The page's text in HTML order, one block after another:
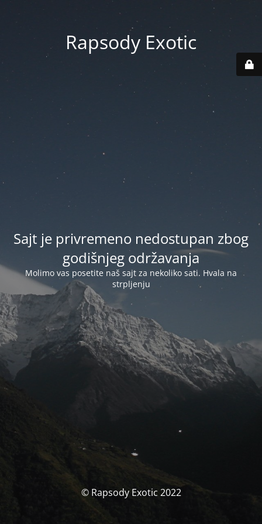
Rapsody Exotic
Sajt je privremeno nedostupan zbog
godišnjeg održavanja
Molimo vas posetite naš sajt za nekoliko sati. Hvala na
strpljenju
© Rapsody Exotic 2022